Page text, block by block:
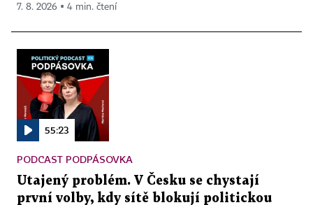
7. 8. 2026 ▪ 4 min. čtení
55:23
PODCAST PODPÁSOVKA
Utajený problém. V Česku se chystají
první volby, kdy sítě blokují politickou